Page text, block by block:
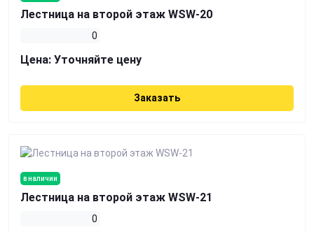
Лестница на второй этаж WSW-20
0
Цена: Уточняйте цену
Заказать
в наличии
Лестница на второй этаж WSW-21
0